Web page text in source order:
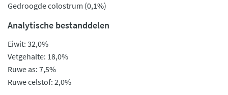
Gedroogde colostrum (0,1%)
Analytische bestanddelen
Eiwit: 32,0%
Vetgehalte: 18,0%
Ruwe as: 7,5%
Ruwe celstof: 2,0%